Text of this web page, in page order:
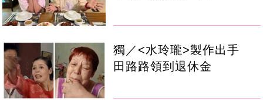
獨／<水玲瓏>製作出手
田路路領到退休金